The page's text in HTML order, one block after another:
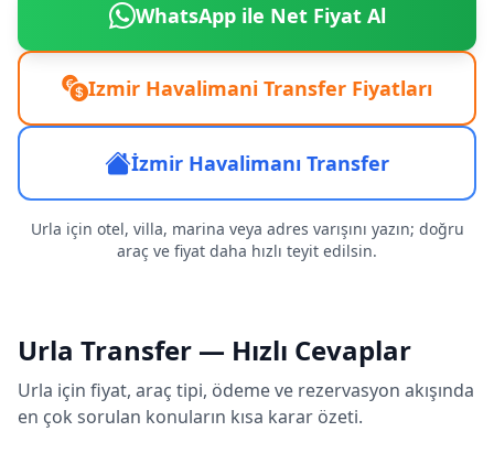
WhatsApp ile Net Fiyat Al
Izmir Havalimani Transfer Fiyatları
İzmir Havalimanı Transfer
Urla için otel, villa, marina veya adres varışını yazın; doğru
araç ve fiyat daha hızlı teyit edilsin.
Urla Transfer — Hızlı Cevaplar
Urla için fiyat, araç tipi, ödeme ve rezervasyon akışında
en çok sorulan konuların kısa karar özeti.